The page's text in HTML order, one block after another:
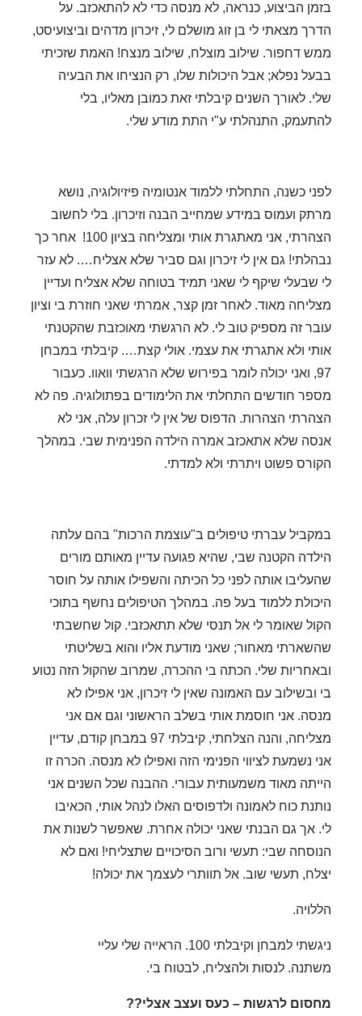
בזמן הביצוע, כנראה, לא מנסה כדי לא להתאכזב. על
הדרך מצאתי לי בן זוג מושלם לי, זיכרון מדהים וביצועיסט,
ממש דחפור. שילוב מוצלח, שילוב מנצח! האמת שזכיתי
בבעל נפלא; אבל היכולות שלו, רק הנציחו את הבעיה
שלי. לאורך השנים קיבלתי זאת כמובן מאליו, בלי
להתעמק, התנהלתי ע"י התת מודע שלי.
לפני כשנה, התחלתי ללמוד אנטומיה פיזיולוגיה, נושא
מרתק ועמוס במידע שמחייב הבנה וזיכרון. בלי לחשוב
הצהרתי, אני מאתגרת אותי ומצליחה בציון 100!
אחר כך
נבהלתי! גם אין לי זיכרון וגם סביר שלא אצליח…. לא עזר
לי שבעלי שיקף לי שאני תמיד בטוחה שלא אצליח ועדיין
מצליחה מאוד. לאחר זמן קצר, אמרתי שאני חוזרת בי וציון
עובר זה מספיק טוב לי. לא הרגשתי מאוכזבת שהקטנתי
אותי ולא אתגרתי את עצמי. אולי קצת…. קיבלתי במבחן
97, ואני יכולה לומר בפירוש שלא הרגשתי וואוו.
כעבור
מספר חודשים התחלתי את הלימודים בפתולוגיה. פה לא
הצהרתי הצהרות. הדפוס של אין לי זכרון עלה, אני לא
אנסה שלא אתאכזב אמרה הילדה הפנימית שבי. במהלך
הקורס פשוט ויתרתי ולא למדתי.
במקביל עברתי טיפולים ב"עוצמת הרכות" בהם עלתה
הילדה הקטנה שבי, שהיא פגועה עדיין מאותם מורים
שהעליבו אותה לפני כל הכיתה והשפילו אותה על חוסר
היכולת ללמוד בעל פה. במהלך הטיפולים נחשף בתוכי
הקול שאומר לי אל תנסי שלא תתאכזבי. קול שחשבתי
שהשארתי מאחור; שאני מודעת אליו והוא בשליטתי
ובאחריות שלי. הכתה בי ההכרה, שמרוב שהקול הזה נטוע
בי ובשילוב עם האמונה שאין לי זיכרון, אני אפילו לא
מנסה. אני חוסמת אותי בשלב הראשוני וגם אם אני
מצליחה, והנה הצלחתי, קיבלתי 97 במבחן קודם, עדיין
אני נשמעת לציווי הפנימי הזה ואפילו לא מנסה. הכרה זו
הייתה מאוד משמעותית עבורי. ההבנה שכל השנים אני
נותנת כוח לאמונה ולדפוסים האלו לנהל אותי, הכאיבו
לי. אך גם הבנתי שאני יכולה אחרת. שאפשר לשנות את
הנוסחה שבי: תעשי ורוב הסיכויים שתצליחי! ואם לא
יצלח, תעשי שוב. אל תוותרי לעצמך את יכולה!
הללויה.
ניגשתי למבחן וקיבלתי 100.
הראייה שלי עליי
משתנה. לנסות ולהצליח, לבטוח בי.
מחסום לרגשות – כעס ועצב אצלי??